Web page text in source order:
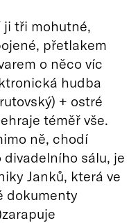
ji tři mohutné,
přetlakem
o něco víc
hudba
+ ostré
téměř vše.
ně, chodí
sálu, je
Janků, která ve
dokumenty